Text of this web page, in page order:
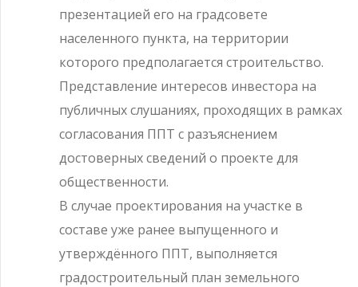
презентацией его на градсовете
населенного пункта, на территории
которого предполагается строительство.
Представление интересов инвестора на
публичных слушаниях, проходящих в рамках
согласования ППТ с разъяснением
достоверных сведений о проекте для
общественности.
В случае проектирования на участке в
составе уже ранее выпущенного и
утверждённого ППТ, выполняется
градостроительный план земельного